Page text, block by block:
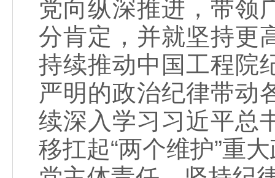
党向纵深推进，带领
分肯定，并就坚持更
持续推动中国工程院
严明的政治纪律带动
续深入学习习近平总
移扛起“两个维护”重